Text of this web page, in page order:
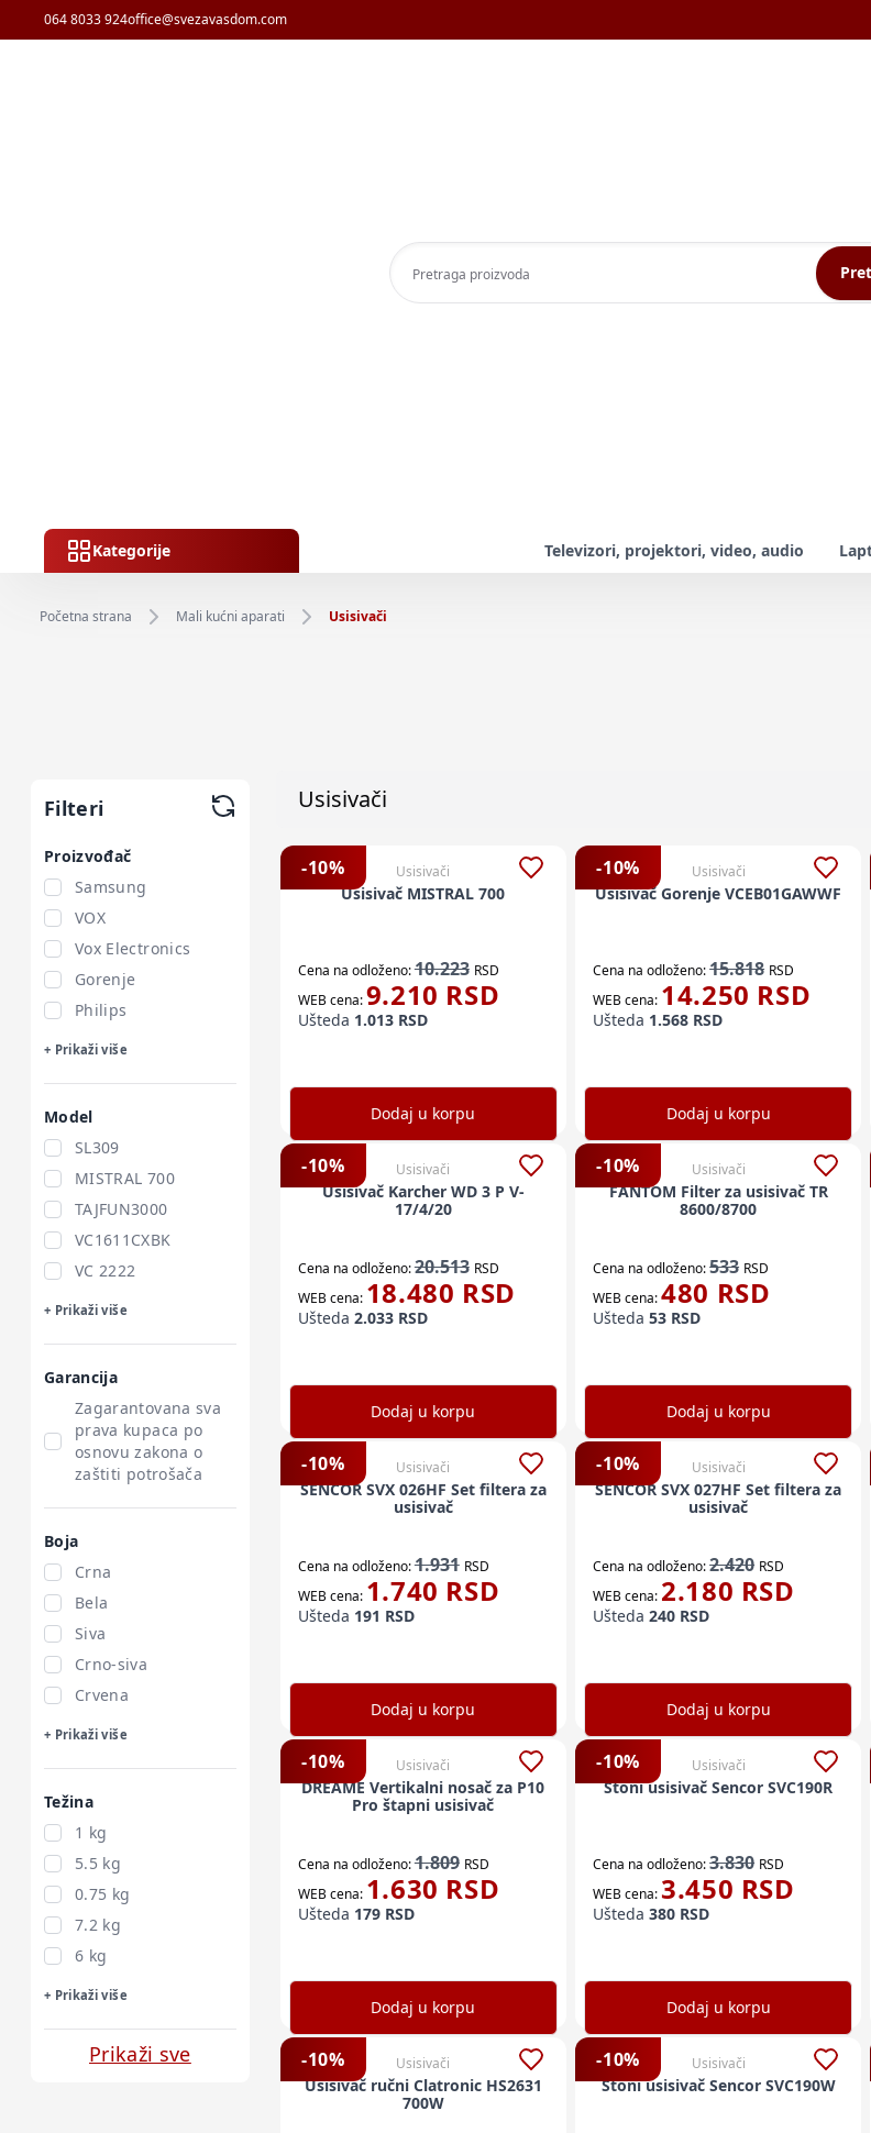
064 8033 924office@svezavasdom.com
Kategorije Televizori, projektori, video, audio
Početna strana Mali kućni aparati Usisivači
Filteri
Proizvođač
Samsung
VOX
Vox Electronics
Gorenje
Philips
+ Prikaži više
Model
SL309
MISTRAL 700
TAJFUN3000
VC1611CXBK
VC 2222
+ Prikaži više
Garancija
Zagarantovana sva
prava kupaca po
osnovu zakona o
zaštiti potrošača
Boja
Crna
Bela
Siva
Crno-siva
Crvena
+ Prikaži više
Težina
1 kg
5.5 kg
0.75 kg
7.2 kg
6 kg
+ Prikaži više
Prikaži sve
Usisivači
-10% Usisivači
Usisivač MISTRAL 700
Cena na odloženo:10.223 RSD
WEB cena:9.210 RSD
Ušteda 1.013RSD
Dodaj u korpu
-10% Usisivači
Usisivač Gorenje VCEB01GAWWF
Cena na odloženo:15.818 RSD
WEB cena: 14.250 RSD
Ušteda 1.568 RSD
Dodaj u korpu
-10% Usisivači
Usisivač Karcher WD 3 P V-
17/4/20
Cena na odloženo:20.513 RSD
WEB cena: 18.480 RSD
Ušteda 2.033RSD
Dodaj u korpu
-10% Usisivači
FANTOM Filter za usisivač TR
8600/8700
Cena na odloženo:533 RSD
WEB cena:480 RSD
Ušteda 53 RSD
Dodaj u korpu
-10% Usisivači
SENCOR SVX 026HF Set filtera za
usisivač
Cena na odloženo:1.931 RSD
WEB cena: 1.740 RSD
Ušteda 191 RSD
Dodaj u korpu
-10% Usisivači
SENCOR SVX 027HF Set filtera za
usisivač
Cena na odloženo:2.420 RSD
WEB cena: 2.180 RSD
Ušteda 240 RSD
Dodaj u korpu
-10% Usisivači
DREAME Vertikalni nosač za P10
Pro štapni usisivač
Cena na odloženo:1.809 RSD
WEB cena: 1.630 RSD
Ušteda 179RSD
Dodaj u korpu
-10% Usisivači
Stoni usisivač Sencor SVC190R
Cena na odloženo:3.830 RSD
WEB cena:3.450 RSD
Ušteda 380 RSD
Dodaj u korpu
-10% Usisivači
Usisivač ručni Clatronic HS2631
700W
-10% Usisivači
Stoni usisivač Sencor SVC190W